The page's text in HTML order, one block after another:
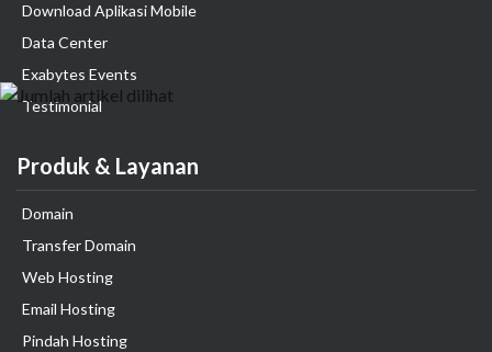
Download Aplikasi Mobile
Data Center
Exabytes Events
Testimonial
Produk & Layanan
Domain
Transfer Domain
Web Hosting
Email Hosting
Pindah Hosting